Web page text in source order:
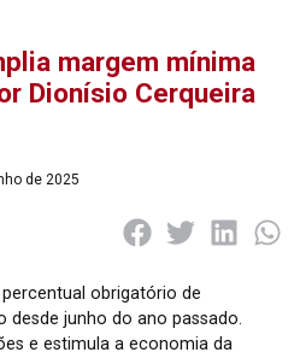
margem mínima
Dionísio Cerqueira
de 2025
obrigatório de
junho do ano passado.
e estimula a economia da